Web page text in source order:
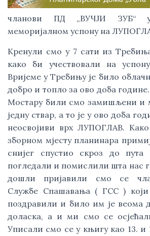
чланови ПД „ВУЧЈИ ЗУБ“
меморијалном успону на
Кренули смо у 7 сати из
како би учествовали на
Вријеме у Требињу је било
добро и топло за ово доба
Мостару били смо замишљени и
једну ствар, а то је у ово доба
неосвојиви врх ЛУПОГЛАВ.
зборном мјесту планинара
снијег спустио скроз до
погледали и помислили шта нас
дошли пријавили смо се
Службе Спашавања ( ГСС ) који
поздравили и било им је веома
доласка, а и ми смо се
Уписали смо се у књигу као 13. и